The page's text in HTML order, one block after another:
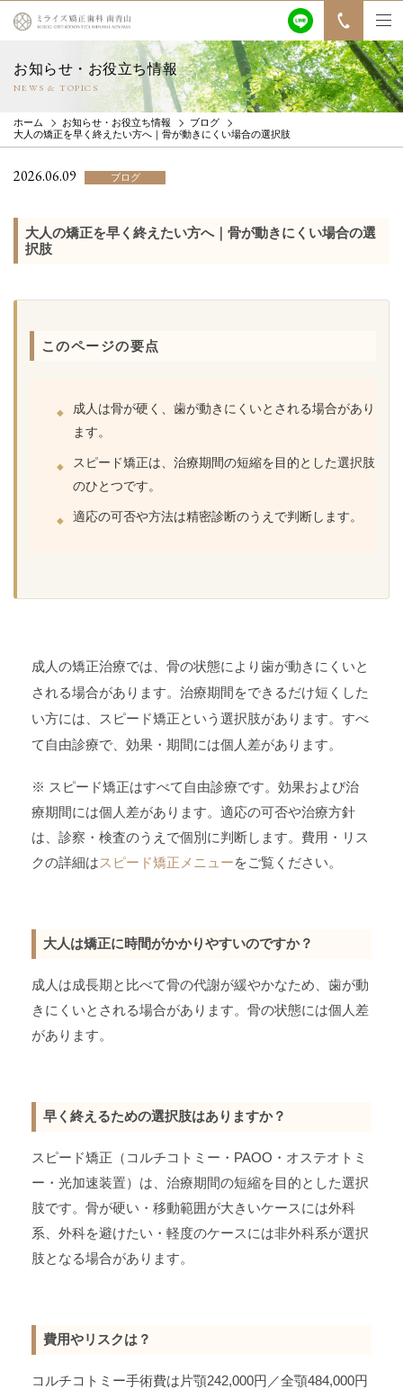
お知らせ・お役立ち情報
NEWS & TOPICS
ホーム お知らせ・お役立ち情報
ブログ
大人の矯正を早く終えたい方へ｜骨が動きにくい場合の選択肢
2026.06.09 ブログ
大人の矯正を早く終えたい方へ｜骨が動きにくい場合の選
択肢
このページの要点
成人は骨が硬く、歯が動きにくいとされる場合があり
ます。
スピード矯正は、治療期間の短縮を目的とした選択肢
のひとつです。
適応の可否や方法は精密診断のうえで判断します。
成人の矯正治療では、骨の状態により歯が動きにくいと
される場合があります。治療期間をできるだけ短くした
い方には、スピード矯正という選択肢があります。すべ
て自由診療で、効果・期間には個人差があります。
※ スピード矯正はすべて自由診療です。効果および治
療期間には個人差があります。適応の可否や治療方針
は、診察・検査のうえで個別に判断します。費用・リス
クの詳細はスピード矯正メニューをご覧ください。
大人は矯正に時間がかかりやすいのですか？
成人は成長期と比べて骨の代謝が緩やかなため、歯が動
きにくいとされる場合があります。骨の状態には個人差
があります。
早く終えるための選択肢はありますか？
スピード矯正（コルチコトミー・PAOO・オステオトミ
ー・光加速装置）は、治療期間の短縮を目的とした選択
肢です。骨が硬い・移動範囲が大きいケースには外科
系、外科を避けたい・軽度のケースには非外科系が選択
肢となる場合があります。
費用やリスクは？
コルチコトミー手術費は片顎242,000円／全顎484,000円